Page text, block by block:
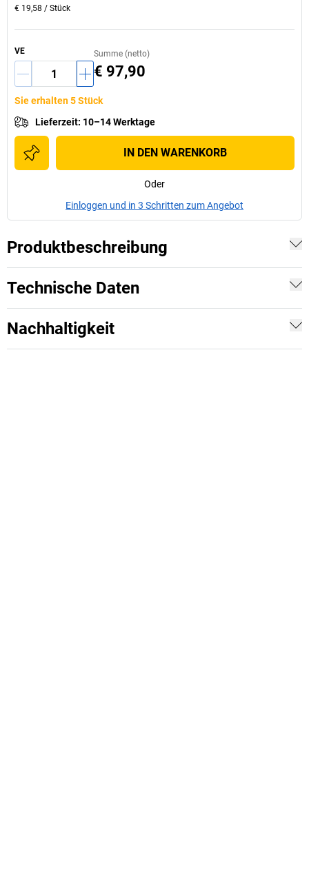
€ 19,58 / Stück
VE Summe (netto)
€ 97,90
Sie erhalten 5 Stück
Lieferzeit: 10–14 Werktage
IN DEN WARENKORB
Oder
Einloggen und in 3 Schritten zum Angebot
Produktbeschreibung
Technische Daten
Nachhaltigkeit